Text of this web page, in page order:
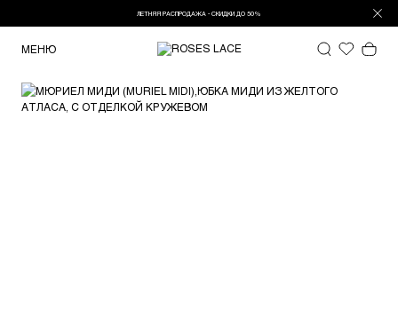
ЛЕТНЯЯ РАСПРОДАЖА - СКИДКИ ДО 50%
МЕНЮ